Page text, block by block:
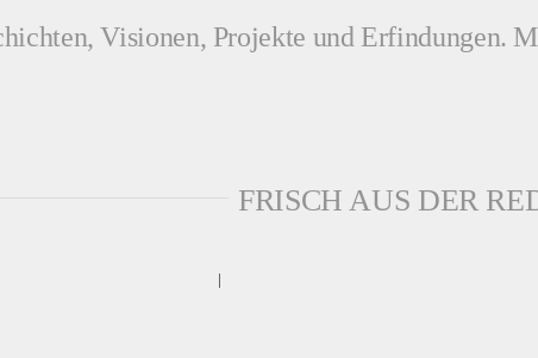
Visionen, Projekte und Erfindungen.
FRISCH AUS DER
|